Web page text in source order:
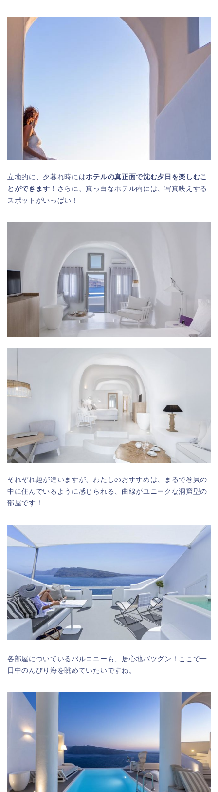
立地的に、夕暮れ時にはホテルの真正面で沈む夕日を楽しむこ
とができます！ さらに、真っ白なホテル内には、写真映えする
スポットがいっぱい！
それぞれ趣が違いますが、わたしのおすすめは、まるで巻貝の
中に住んでいるように感じられる、曲線がユニークな洞窟型の
部屋です！
各部屋についているバルコニーも、居心地バツグン！ここで一
日中のんびり海を眺めていたいですね。